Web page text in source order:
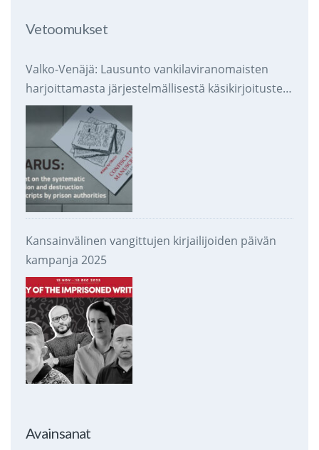
Vetoomukset
Valko-Venäjä: Lausunto vankilaviranomaisten
harjoittamasta järjestelmällisestä käsikirjoitusten
takavarikoinnista ja tuhoamisesta
Kansainvälinen vangittujen kirjailijoiden päivän
kampanja 2025
Avainsanat